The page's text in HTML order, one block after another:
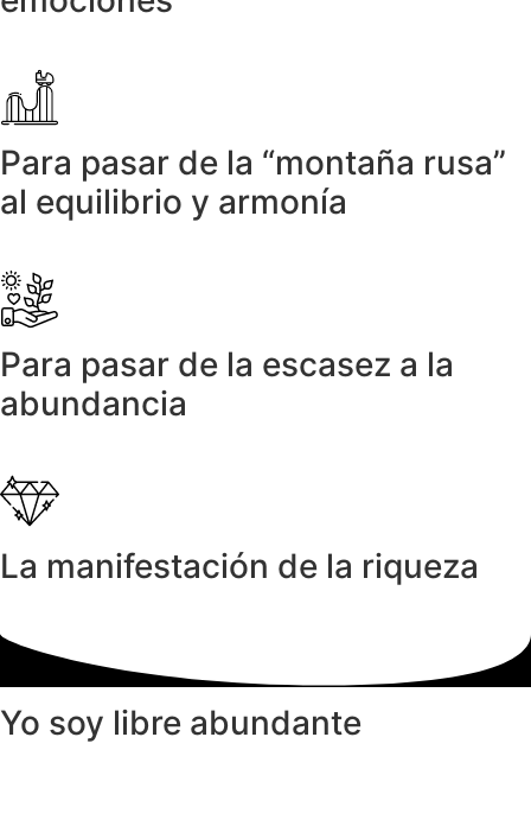
Para pasar de la “montaña rusa”
al equilibrio y armonía
Para pasar de la escasez a la
abundancia
La manifestación de la riqueza
Yo soy libre abundante